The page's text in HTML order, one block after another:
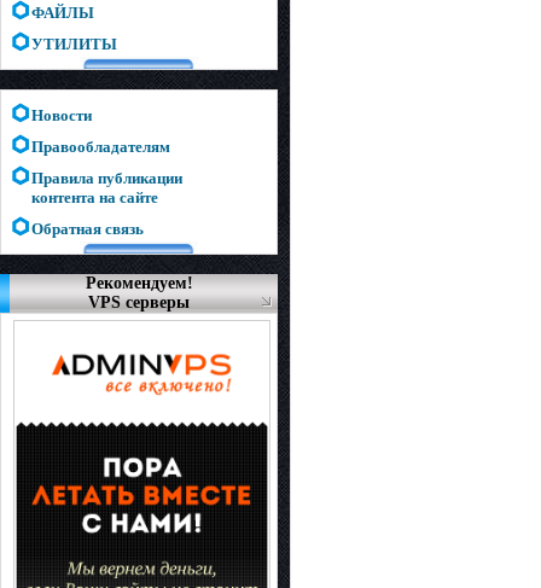
ФАЙЛЫ
УТИЛИТЫ
Новости
Правообладателям
Правила публикации
контента на сайте
Обратная связь
Рекомендуем!
VPS серверы